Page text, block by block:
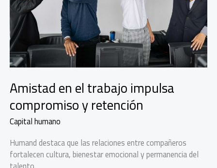
Amistad en el trabajo impulsa
compromiso y retención
Capital humano
Humand destaca que las relaciones entre compañeros
fortalecen cultura, bienestar emocional y permanencia del